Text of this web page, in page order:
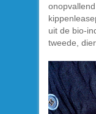
uit de bio-
tweede,